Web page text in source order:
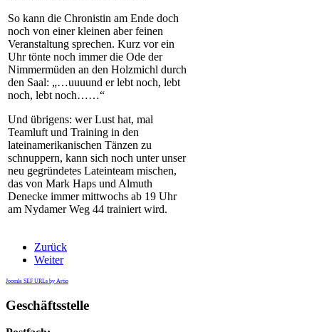
So kann die Chronistin am Ende doch
noch von einer kleinen aber feinen
Veranstaltung sprechen. Kurz vor ein
Uhr tönte noch immer die Ode der
Nimmermüden an den Holzmichl durch
den Saal: „…uuuund er lebt noch, lebt
noch, lebt noch……“
Und übrigens: wer Lust hat, mal
Teamluft und Training in den
lateinamerikanischen Tänzen zu
schnuppern, kann sich noch unter unser
neu gegründetes Lateinteam mischen,
das von Mark Haps und Almuth
Denecke immer mittwochs ab 19 Uhr
am Nydamer Weg 44 trainiert wird.
Zurück
Weiter
Joomla SEF URLs by Artio
Geschäftsstelle